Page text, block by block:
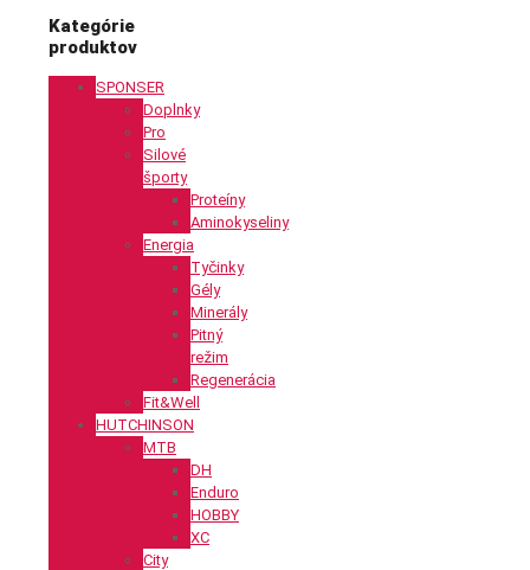
Kategórie
produktov
SPONSER
Doplnky
Pro
Silové
športy
Proteíny
Aminokyseliny
Energia
Tyčinky
Gély
Minerály
Pitný
režim
Regenerácia
Fit&Well
HUTCHINSON
MTB
DH
Enduro
HOBBY
XC
City